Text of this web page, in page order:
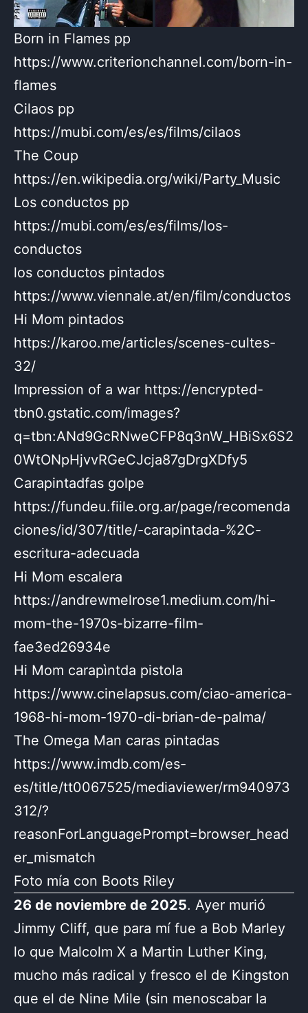
Born in Flames pp
https://www.criterionchannel.com/born-in-
flames
Cilaos pp
https://mubi.com/es/es/films/cilaos
The Coup
https://en.wikipedia.org/wiki/Party_Music
Los conductos pp
https://mubi.com/es/es/films/los-
conductos
los conductos pintados
https://www.viennale.at/en/film/conductos
Hi Mom pintados
https://karoo.me/articles/scenes-cultes-
32/
Impression of a war https://encrypted-
tbn0.gstatic.com/images?
q=tbn:ANd9GcRNweCFP8q3nW_HBiSx6S2
0WtONpHjvvRGeCJcja87gDrgXDfy5
Carapintadfas golpe
https://fundeu.fiile.org.ar/page/recomenda
ciones/id/307/title/-carapintada-%2C-
escritura-adecuada
Hi Mom escalera
https://andrewmelrose1.medium.com/hi-
mom-the-1970s-bizarre-film-
fae3ed26934e
Hi Mom carapìntda pistola
https://www.cinelapsus.com/ciao-america-
1968-hi-mom-1970-di-brian-de-palma/
The Omega Man caras pintadas
https://www.imdb.com/es-
es/title/tt0067525/mediaviewer/rm940973
312/?
reasonForLanguagePrompt=browser_head
er_mismatch
Foto mía con Boots Riley
26 de noviembre de 2025. Ayer murió
Jimmy Cliff, que para mí fue a Bob Marley
lo que Malcolm X a Martin Luther King,
mucho más radical y fresco el de Kingston
que el de Nine Mile (sin menoscabar la